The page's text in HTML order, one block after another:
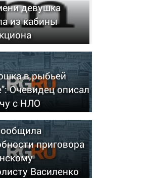
девушка
из кабины
в рыбьей
Очевидец описал
с НЛО
приговора
Василенко